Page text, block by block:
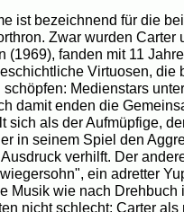
ist bezeichnend für die
Zwar wurden
(1969), fanden mit 11
Virtuosen, die
Medienstars
damit enden die
sich als der Aufmüpfige,
in seinem Spiel den
verhilft. Der
ein adretter
Musik wie nach Drehbuch
nicht schlecht: Carter